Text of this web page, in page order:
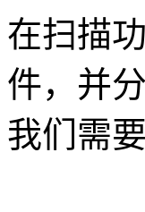
在扫描
件，并
我们需